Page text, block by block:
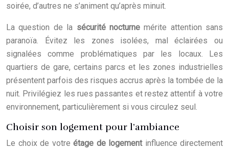
soirée, d’autres ne s’animent qu’après minuit.
La question de la sécurité nocturnemérite attention sans
paranoïa. Évitez les zones isolées, mal éclairées ou
signalées comme problématiques par les locaux. Les
quartiers de gare, certains parcs et les zones industrielles
présentent parfois des risques accrus après la tombée de la
nuit. Privilégiez les rues passantes et restez attentif à votre
environnement, particulièrement si vous circulez seul.
Choisir son logement pour l’ambiance
Le choix de votre étage de logementinfluence directement